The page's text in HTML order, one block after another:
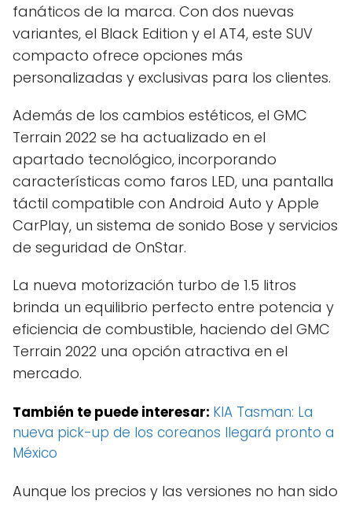
fanáticos de la marca. Con dos nuevas
variantes, el Black Edition y el AT4, este SUV
compacto ofrece opciones más
personalizadas y exclusivas para los clientes.
Además de los cambios estéticos, el GMC
Terrain 2022 se ha actualizado en el
apartado tecnológico, incorporando
características como faros LED, una pantalla
táctil compatible con Android Auto y Apple
CarPlay, un sistema de sonido Bose y servicios
de seguridad de OnStar.
La nueva motorización turbo de 1.5 litros
brinda un equilibrio perfecto entre potencia y
eficiencia de combustible, haciendo del GMC
Terrain 2022 una opción atractiva en el
mercado.
También te puede interesar: KIA Tasman: La
nueva pick-up de los coreanos llegará pronto a
México
Aunque los precios y las versiones no han sido